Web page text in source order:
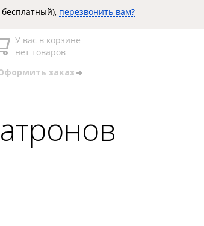
перезвонить вам?
У вас в корзине
нет товаров
заказ